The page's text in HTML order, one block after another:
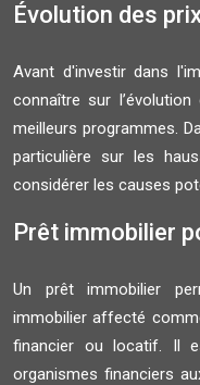
Évolution des
Avant d'investir dans
connaître sur
meilleurs programmes.
particulière sur les
considérer les causes
Prêt immobilier
Un prêt immobilier
immobilier affecté
financier ou locatif. Il
organismes financiers